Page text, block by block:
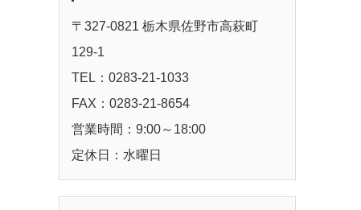
〒327-0821 栃木県佐野市高萩町
129-1
TEL：0283-21-1033
FAX：0283-21-8654
営業時間：9:00～18:00
定休日：水曜日